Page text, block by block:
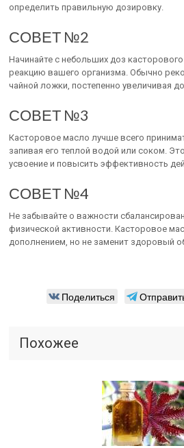
определить правильную дозировку.
СОВЕТ №2
Начинайте с небольших доз
реакцию вашего организма. Обычно
чайной ложки, постепенно увеличивая
СОВЕТ №3
Касторовое масло лучше всего
запивая его теплой водой или соком.
усвоение и повысить эффективность
СОВЕТ №4
Не забывайте о важности
физической активности. Касторовое
дополнением, но не заменит здоровый
Поделиться
Похожее